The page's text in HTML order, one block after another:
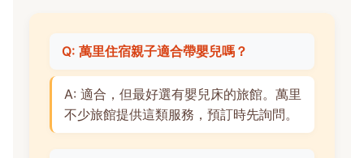
Q: 萬里住宿親子適合帶嬰兒嗎？
A: 適合，但最好選有嬰兒床的旅館。萬里
不少旅館提供這類服務，預訂時先詢問。